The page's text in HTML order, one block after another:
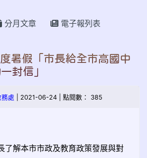
分月文章 電子報列表
暑假「市長給全市高國中
封信」
務處 | 2021-06-24 | 點閱數： 385
了解本市市政及教育政策發展與對